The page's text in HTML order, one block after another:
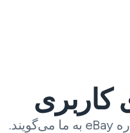
کاربری